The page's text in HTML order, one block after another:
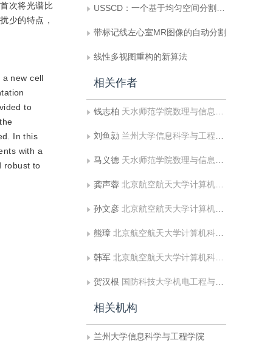
次将光谱比
少的特点，
new cell
to
In this
with a
robust to
USSCD：一个基于均匀空间分割的快速碰撞检测算法
带标记线左心室MR图像的自动分割
线性多视图重构的新算法
相关作者
钱志柏 天水师范学院数理与信息科学学院
刘鱼勍 兰州大学信息科学与工程学院;天水师范学院数理与信息科学学院
马义德 天水师范学院数理与信息科学学院
龚声蓉 北京航空航天大学计算机科学系
孙文彦 北京航空航天大学计算机科学系
熊璋 北京航空航天大学计算机科学系
韩军 北京航空航天大学计算机科学系
贺汉根 国防科技大学机电工程与自动化学院自动化所
相关机构
兰州大学信息科学与工程学院